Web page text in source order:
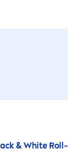
&WhiteRoll-